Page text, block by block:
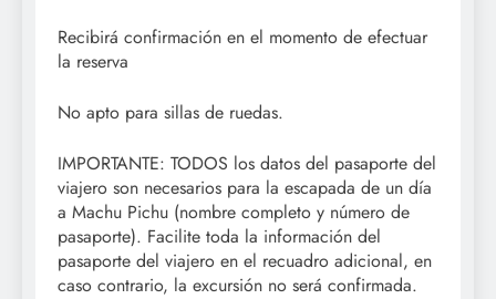
Recibirá confirmación en el momento de efectuar
la reserva
No apto para sillas de ruedas.
IMPORTANTE: TODOS los datos del pasaporte del
viajero son necesarios para la escapada de un día
a Machu Pichu (nombre completo y número de
pasaporte). Facilite toda la información del
pasaporte del viajero en el recuadro adicional, en
caso contrario, la excursión no será confirmada.